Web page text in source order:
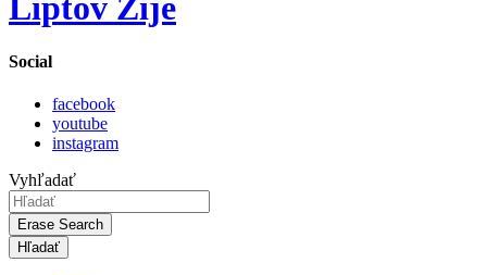
Liptov Žije
Social
facebook
youtube
instagram
Vyhľadať
Erase Search